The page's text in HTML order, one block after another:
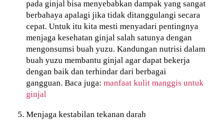
pada ginjal bisa menyebabkan dampak yang sangat
berbahaya apalagi jika tidak ditanggulangi secara
cepat. Untuk itu kita mesti menyadari pentingnya
menjaga kesehatan ginjal salah satunya dengan
mengonsumsi buah yuzu. Kandungan nutrisi dalam
buah yuzu membantu ginjal agar dapat bekerja
dengan baik dan terhindar dari berbagai
gangguan. Baca juga:manfaat kulit manggis untuk
ginjal
Menjaga kestabilan tekanan darah